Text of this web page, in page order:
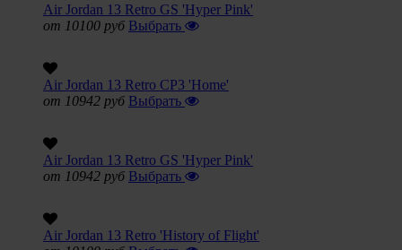
Air Jordan 13 Retro GS 'Hyper Pink'
от 10100 руб Выбрать
Air Jordan 13 Retro CP3 'Home'
от 10942 руб Выбрать
Air Jordan 13 Retro GS 'Hyper Pink'
от 10942 руб Выбрать
Air Jordan 13 Retro 'History of Flight'